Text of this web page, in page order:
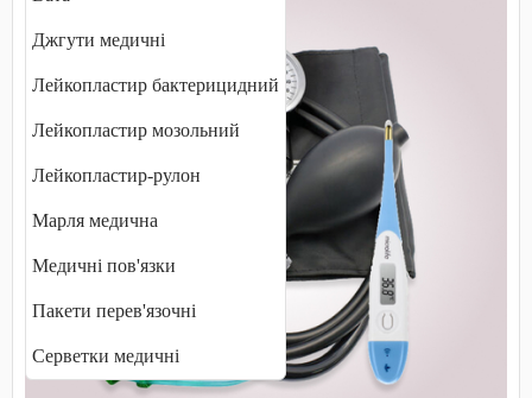
Джгути медичні
Лейкопластир бактерицидний
Лейкопластир мозольний
Лейкопластир-рулон
Марля медична
Медичні пов'язки
Пакети перев'язочні
Серветки медичні